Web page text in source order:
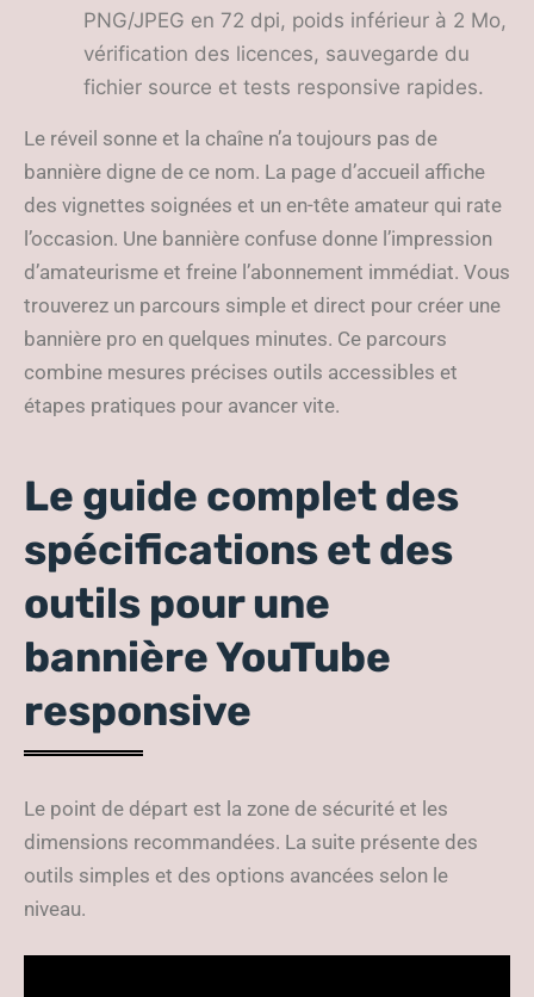
PNG/JPEG en 72 dpi, poids inférieur à 2 Mo,
vérification des licences, sauvegarde du
fichier source et tests responsive rapides.
Le réveil sonne et la chaîne n’a toujours pas de
bannière digne de ce nom. La page d’accueil affiche
des vignettes soignées et un en-tête amateur qui rate
l’occasion. Une bannière confuse donne l’impression
d’amateurisme et freine l’abonnement immédiat. Vous
trouverez un parcours simple et direct pour créer une
bannière pro en quelques minutes. Ce parcours
combine mesures précises outils accessibles et
étapes pratiques pour avancer vite.
Le guide complet des
spécifications et des
outils pour une
bannière YouTube
responsive
Le point de départ est la zone de sécurité et les
dimensions recommandées. La suite présente des
outils simples et des options avancées selon le
niveau.